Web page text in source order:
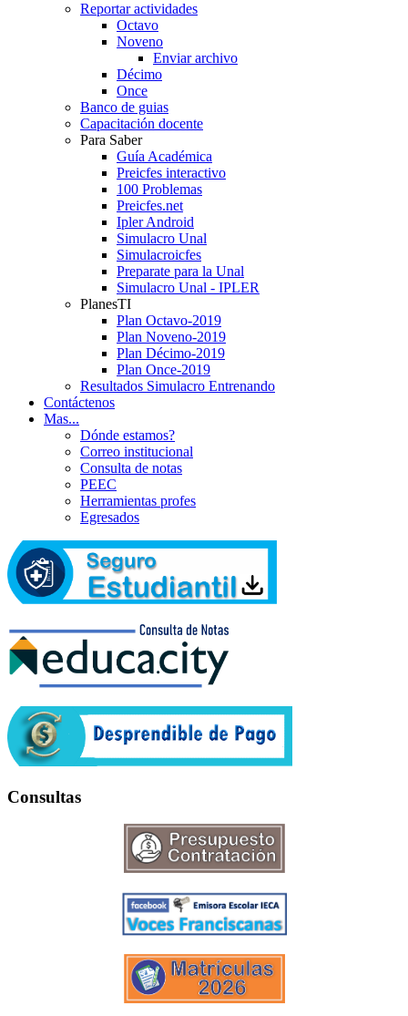
Reportar actividades
Octavo
Noveno
Enviar archivo
Décimo
Once
Banco de guias
Capacitación docente
Para Saber
Guía Académica
Preicfes interactivo
100 Problemas
Preicfes.net
Ipler Android
Simulacro Unal
Simulacroicfes
Preparate para la Unal
Simulacro Unal - IPLER
PlanesTI
Plan Octavo-2019
Plan Noveno-2019
Plan Décimo-2019
Plan Once-2019
Resultados Simulacro Entrenando
Contáctenos
Mas...
Dónde estamos?
Correo institucional
Consulta de notas
PEEC
Herramientas profes
Egresados
Consultas